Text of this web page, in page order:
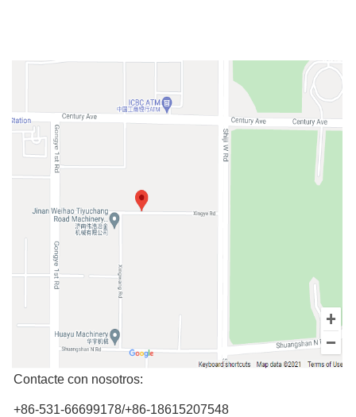
Contacte con nosotros:
+86-531-66699178/+86-18615207548